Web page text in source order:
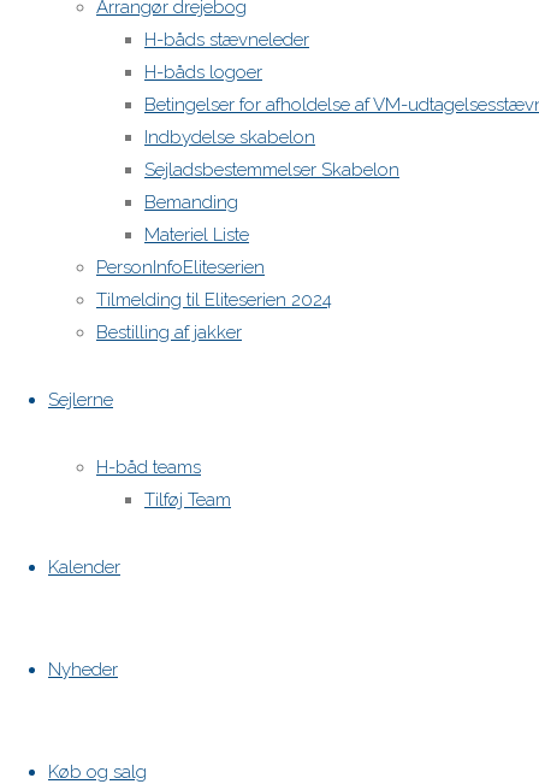
Arrangør drejebog
H-båds stævneleder
H-båds logoer
Betingelser for afholdelse af VM-
Indbydelse skabelon
Sejladsbestemmelser Skabelon
Bemanding
Materiel Liste
PersonInfoEliteserien
Tilmelding til Eliteserien 2024
Bestilling af jakker
Sejlerne
H-båd teams
Tilføj Team
Kalender
Nyheder
Køb og salg